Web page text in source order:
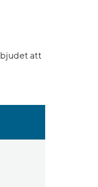
att